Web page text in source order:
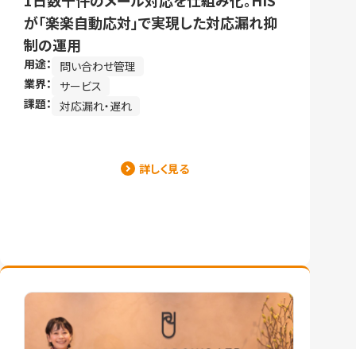
が「楽楽自動応対」で実現した対応漏れ抑
制の運用
用途：
問い合わせ管理
業界：
サービス
課題： 対応漏れ・遅れ
詳しく見る